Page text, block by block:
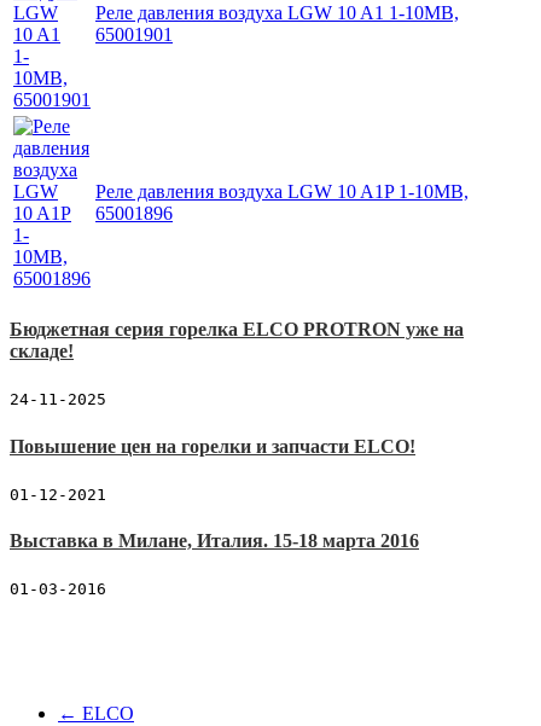
Реле давления воздуха LGW 10 A1 1-10MB,
65001901
Реле давления воздуха LGW 10 A1P 1-10MB,
65001896
Бюджетная серия горелка ELCO PROTRON уже на
складе!
24-11-2025
Повышение цен на горелки и запчасти ELCO!
01-12-2021
Выставка в Милане, Италия. 15-18 марта 2016
01-03-2016
← ELCO